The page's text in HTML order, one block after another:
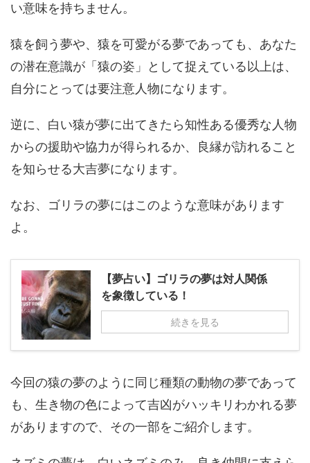
い意味を持ちません。
猿を飼う夢や、猿を可愛がる夢であっても、あなた
の潜在意識が「猿の姿」として捉えている以上は、
自分にとっては要注意人物になります。
逆に、白い猿が夢に出てきたら知性ある優秀な人物
からの援助や協力が得られるか、良縁が訪れること
を知らせる大吉夢になります。
なお、ゴリラの夢にはこのような意味があります
よ。
【夢占い】ゴリラの夢は対人関係
を象徴している！
続きを見る
今回の猿の夢のように同じ種類の動物の夢であって
も、生き物の色によって吉凶がハッキリわかれる夢
がありますので、その一部をご紹介します。